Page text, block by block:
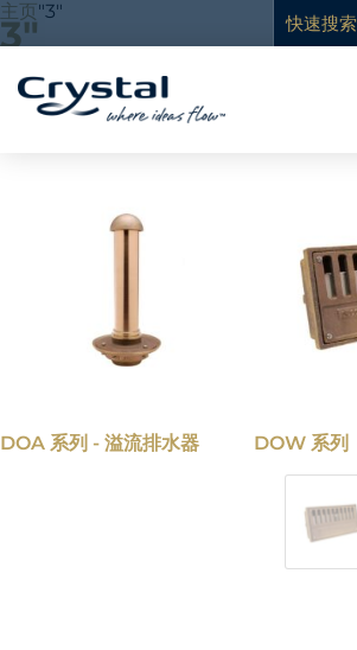
内
容
跳
至
快速搜索
主页"3"
3"
显示所有 10 个结果
DOA 系列 - 溢流排水器 DOW 系列